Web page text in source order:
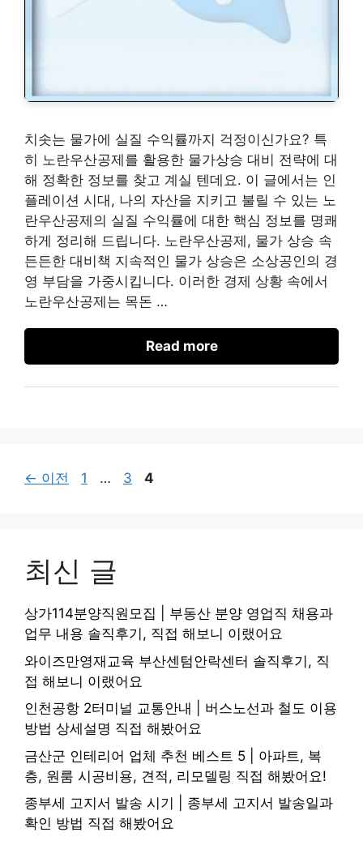
치솟는 물가에 실질 수익률까지 걱정이신가요? 특
히 노란우산공제를 활용한 물가상승 대비 전략에 대
해 정확한 정보를 찾고 계실 텐데요. 이 글에서는 인
플레이션 시대, 나의 자산을 지키고 불릴 수 있는 노
란우산공제의 실질 수익률에 대한 핵심 정보를 명쾌
하게 정리해 드립니다. 노란우산공제, 물가 상승 속
든든한 대비책 지속적인 물가 상승은 소상공인의 경
영 부담을 가중시킵니다. 이러한 경제 상황 속에서
노란우산공제는 목돈 …
Read more
← 이전
페
1 …
페
3
페
4
최신 글
상가114분양직원모집 | 부동산 분양 영업직 채용과
업무 내용 솔직후기, 직접 해보니 이랬어요
와이즈만영재교육 부산센텀안락센터 솔직후기, 직
접 해보니 이랬어요
인천공항 2터미널 교통안내 | 버스노선과 철도 이용
방법 상세설명 직접 해봤어요
금산군 인테리어 업체 추천 베스트 5 | 아파트, 복
층, 원룸 시공비용, 견적, 리모델링 직접 해봤어요!
종부세 고지서 발송 시기 | 종부세 고지서 발송일과
확인 방법 직접 해봤어요